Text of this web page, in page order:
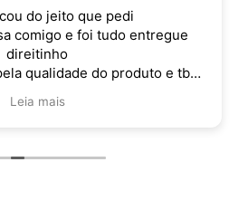
do jeito que pedi
comigo e foi tudo entregue
direitinho
qualidade do produto e tbm
Leia mais